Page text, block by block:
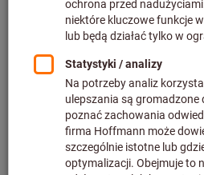
plus podatek VAT w
obowiązującej wysokości
Filtruj i sortuj
produkty